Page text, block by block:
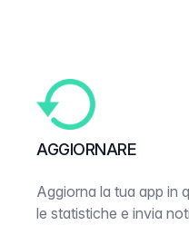
AGGIORNARE
Aggiorna la tua app in
le statistiche e invia